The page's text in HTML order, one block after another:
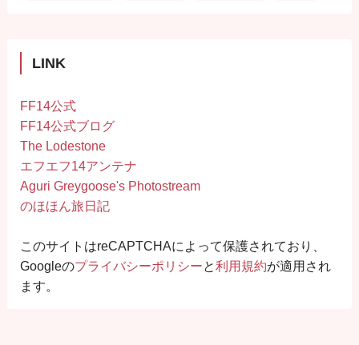
LINK
FF14公式
FF14公式ブログ
The Lodestone
エフエフ14アンテナ
Aguri Greygoose's Photostream
のほほん旅日記
このサイトはreCAPTCHAによって保護されており、
Googleのプライバシーポリシーと利用規約が適用され
ます。